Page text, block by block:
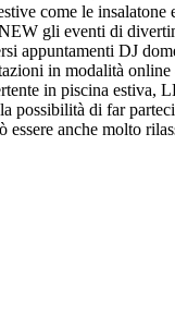
come le
gli eventi di
appuntamenti DJ
in modalità
in piscina
di far
anche molto